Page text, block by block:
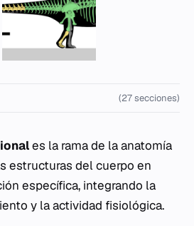
(27 secciones)
es la rama de la anatomía
estructuras del cuerpo en
específica, integrando la
y la actividad fisiológica.